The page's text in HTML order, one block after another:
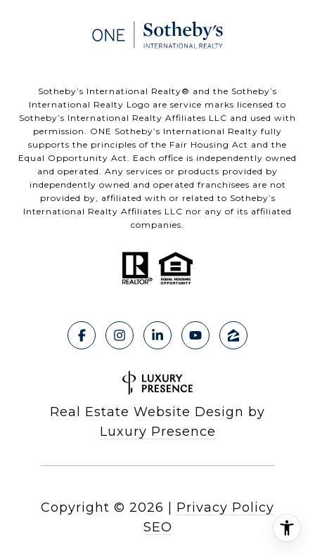
​​​​​Sotheby’s International Realty®️ and the Sotheby’s
International Realty Logo are service marks licensed to
Sotheby’s International Realty Affiliates LLC and used with
permission. ONE Sotheby’s International Realty fully
supports the principles of the Fair Housing Act and the
Equal Opportunity Act. Each office is independently owned
and operated. Any services or products provided by
independently owned and operated franchisees are not
provided by, affiliated with or related to Sotheby’s
International Realty Affiliates LLC nor any of its affiliated
companies.
Real Estate Website Design by
Luxury Presence
Copyright © 2026
Privacy Policy
SEO